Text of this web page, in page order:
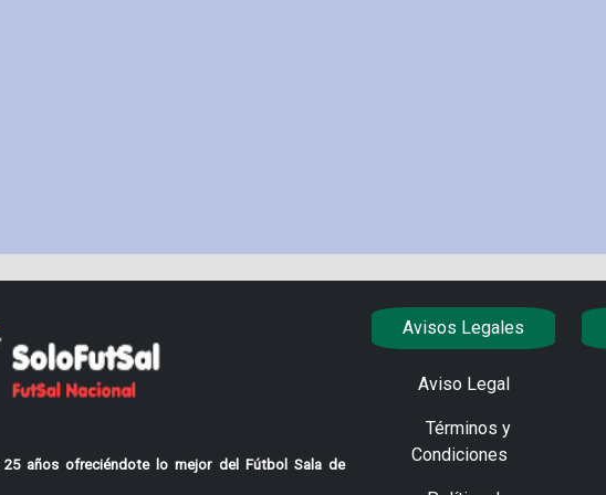
años ofreciéndote lo mejor del Fútbol Sala de
Avisos Legales
Aviso Legal
Términos y
Condiciones